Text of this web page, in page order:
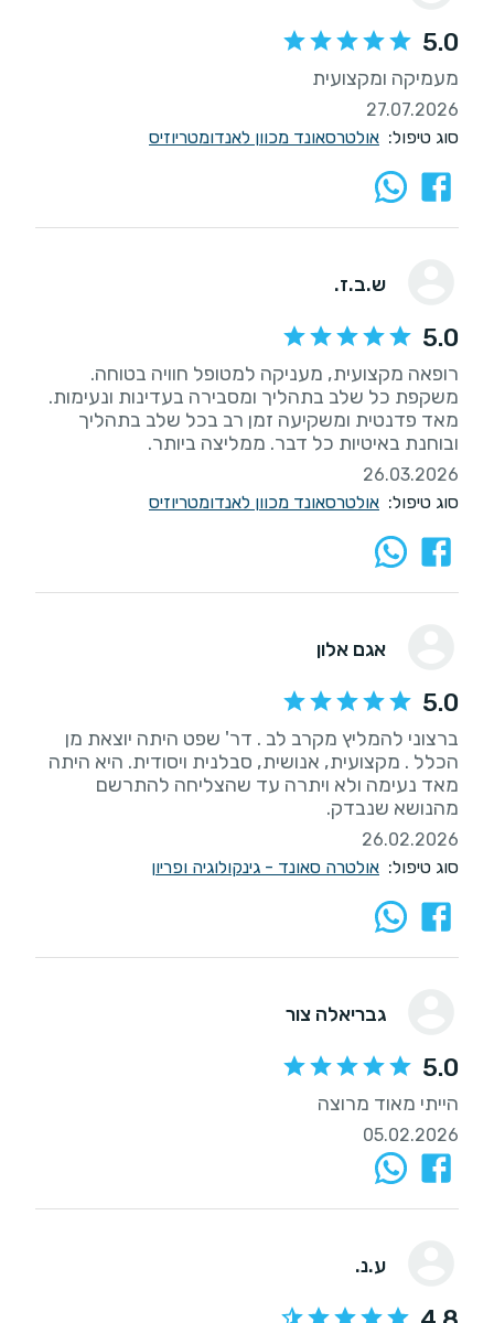
5.0
מעמיקה ומקצועית
27.07.2026
סוג טיפול: אולטרסאונד מכוון לאנדומטריוזיס
ש.ב.ז.
5.0
רופאה מקצועית, מעניקה למטופל חוויה בטוחה.
משקפת כל שלב בתהליך ומסבירה בעדינות ונעימות.
מאד פדנטית ומשקיעה זמן רב בכל שלב בתהליך
ובוחנת באיטיות כל דבר. ממליצה ביותר.
26.03.2026
סוג טיפול: אולטרסאונד מכוון לאנדומטריוזיס
אגם אלון
5.0
ברצוני להמליץ מקרב לב . דר' שפט היתה יוצאת מן
הכלל . מקצועית, אנושית, סבלנית ויסודית. היא היתה
מאד נעימה ולא ויתרה עד שהצליחה להתרשם
מהנושא שנבדק.
26.02.2026
סוג טיפול: אולטרה סאונד - גינקולוגיה ופריון
גבריאלה צור
5.0
הייתי מאוד מרוצה
05.02.2026
ע.נ.